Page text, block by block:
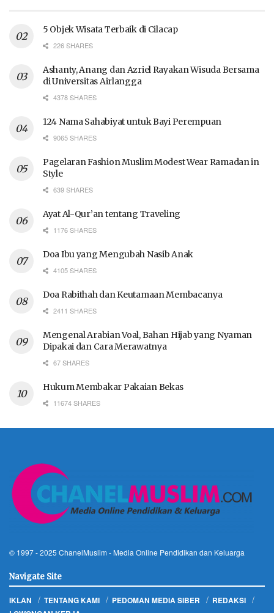
5 Objek Wisata Terbaik di Cilacap
226 SHARES
Ashanty, Anang dan Azriel Rayakan Wisuda Bersama
di Universitas Airlangga
4378 SHARES
124 Nama Sahabiyat untuk Bayi Perempuan
9065 SHARES
Pagelaran Fashion Muslim Modest Wear Ramadan in
Style
639 SHARES
Ayat Al-Qur’an tentang Traveling
1176 SHARES
Doa Ibu yang Mengubah Nasib Anak
4105 SHARES
Doa Rabithah dan Keutamaan Membacanya
2411 SHARES
Mengenal Arabian Voal, Bahan Hijab yang Nyaman
Dipakai dan Cara Merawatnya
67 SHARES
Hukum Membakar Pakaian Bekas
11674 SHARES
© 1997 - 2025 ChanelMuslim - Media Online Pendidikan dan Keluarga
Navigate Site
IKLAN TENTANG KAMI PEDOMAN MEDIA SIBER
REDAKSI